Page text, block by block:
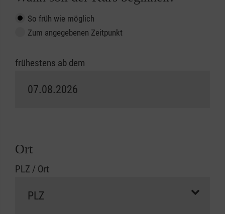
So früh wie möglich
Zum angegebenen Zeitpunkt
frühestens ab dem
Ort
PLZ / Ort